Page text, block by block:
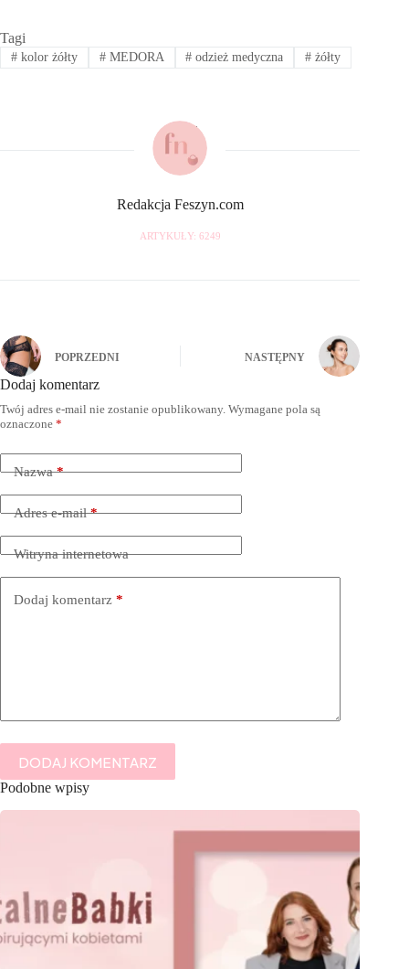
Tagi
#kolor żółty #MEDORA # odzież medyczna # żółty
Redakcja Feszyn.com
ARTYKUŁY: 6249
POPRZEDNI NASTĘPNY
Dodaj komentarz
Twój adres e-mail nie zostanie opublikowany. Wymagane pola są
oznaczone *
Nazwa*
Adres e-mail*
Witryna internetowa
Dodaj komentarz *
DODAJ KOMENTARZ
Podobne wpisy